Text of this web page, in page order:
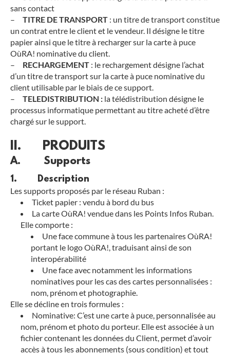
sans contact
– TITRE DE TRANSPORT : un titre de transport constitue
un contrat entre le client et le vendeur. Il désigne le titre
papier ainsi que le titre à recharger sur la carte à puce
OùRA! nominative du client.
– RECHARGEMENT : le rechargement désigne l’achat
d’un titre de transport sur la carte à puce nominative du
client utilisable par le biais de ce support.
– TELEDISTRIBUTION : la télédistribution désigne le
processus informatique permettant au titre acheté d’être
chargé sur le support.
II. PRODUITS
A. Supports
1. Description
Les supports proposés par le réseau Ruban :
Ticket papier : vendu à bord du bus
La carte OùRA! vendue dans les Points Infos Ruban.
Elle comporte :
Une face commune à tous les partenaires OùRA!
portant le logo OùRA!, traduisant ainsi de son
interopérabilité
Une face avec notamment les informations
nominatives pour les cas des cartes personnalisées :
nom, prénom et photographie.
Elle se décline en trois formules :
Nominative: C’est une carte à puce, personnalisée au
nom, prénom et photo du porteur. Elle est associée à un
fichier contenant les données du Client, permet d’avoir
accès à tous les abonnements (sous condition) et tout